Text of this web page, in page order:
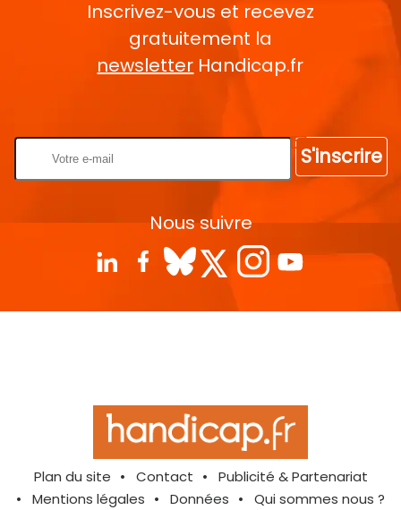
Inscrivez-vous et recevez
gratuitement la
newsletter Handicap.fr
S'inscrire
Nous suivre
Plan du site Contact
Publicité & Partenariat
Mentions légales
Données Qui sommes nous ?